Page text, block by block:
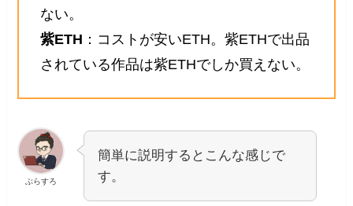
ない。
紫ETH ：コストが安いETH。紫ETHで出品
されている作品は紫ETHでしか買えない。
ぶらすろ
簡単に説明するとこんな感じで
す。